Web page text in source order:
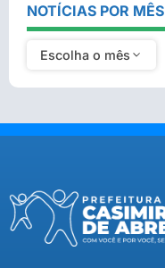
NOTÍCIAS POR MÊS
Escolha o mês